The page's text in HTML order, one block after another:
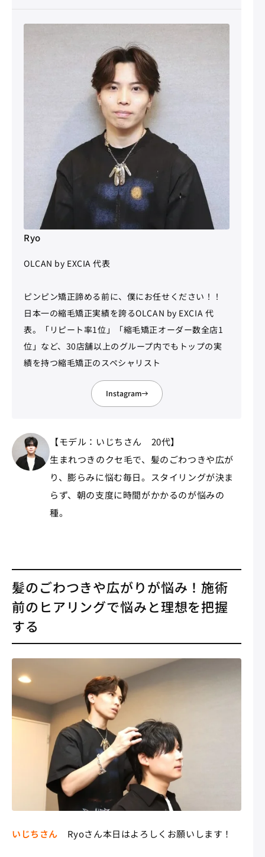
Ryo
OLCAN by EXCIA 代表
ピンピン矯正諦める前に、僕にお任せください！！
日本一の縮毛矯正実績を誇るOLCAN by EXCIA 代
表。「リピート率1位」「縮毛矯正オーダー数全店1
位」など、30店舗以上のグループ内でもトップの実
績を持つ縮毛矯正のスペシャリスト
Instagram
【モデル：いじちさん 20代】
生まれつきのクセ毛で、髪のごわつきや広が
り、膨らみに悩む毎日。スタイリングが決ま
らず、朝の支度に時間がかかるのが悩みの
種。
髪のごわつきや広がりが悩み！施術
前のヒアリングで悩みと理想を把握
する
いじちさん Ryoさん本日はよろしくお願いします！